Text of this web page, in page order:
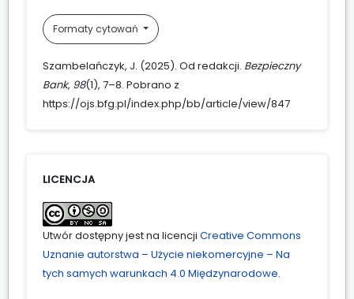
Formaty cytowań
Szambelańczyk, J. (2025). Od redakcji. Bezpieczny
Bank, 98(1), 7–8. Pobrano z
https://ojs.bfg.pl/index.php/bb/article/view/847
LICENCJA
Utwór dostępny jest na licencji Creative Commons
Uznanie autorstwa – Użycie niekomercyjne – Na
tych samych warunkach 4.0 Międzynarodowe.